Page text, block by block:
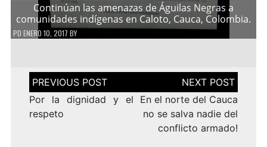
Continúan las amenazas de Águilas Negras a
comunidades indígenas en Caloto, Cauca, Colombia.
PD ENERO 10, 2017 BY
Navegación
de
entradas
Por la dignidad y el
respeto
En el norte del Cauca
no se salva nadie del
conflicto armado!